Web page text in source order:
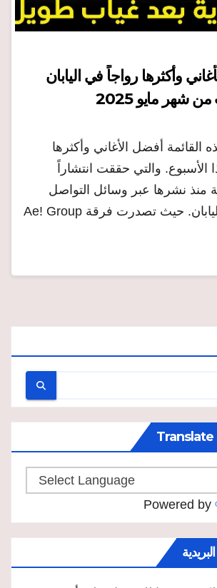
وأكثرها رواجاً في اليابان
شهر مايو 2025
أفضل الأغاني وأكثرها
الأسبوع. والتي حققت انتشاراً
منذ نشرها عبر وسائل التواصل
الاجتماعي في اليابان. حيث تصدرت فرقة Ae! Group
Powered by